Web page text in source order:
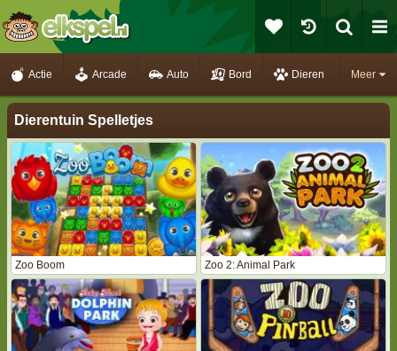
Meer
Actie Arcade Auto Bord Dieren
Dierentuin Spelletjes
Zoo Boom Zoo 2: Animal Park